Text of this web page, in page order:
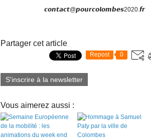
𝙘𝙤𝙣𝙩𝙖𝙘𝙩@𝙥𝙤𝙪𝙧𝙘𝙤𝙡𝙤𝙢𝙗𝙚𝙨2020.𝙛𝙧
Partager cet article
Repost 0
S'inscrire à la newsletter
Vous aimerez aussi :